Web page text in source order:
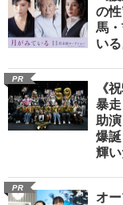
の
馬
いる
PR
《
暴
助
爆
輝い
PR
オ